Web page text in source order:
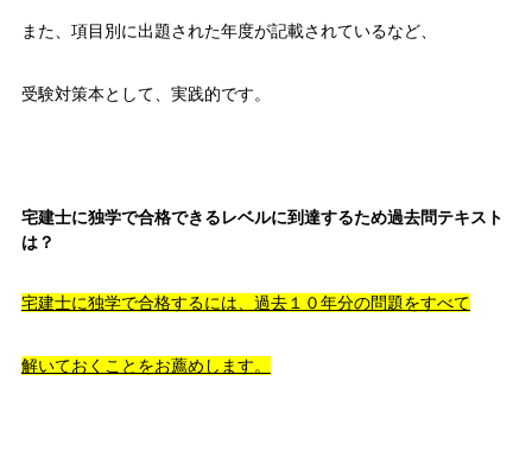
また、項目別に出題された年度が記載されているなど、
受験対策本として、実践的です。
宅建士に独学で合格できるレベルに到達するため過去問テキスト
は？
宅建士に独学で合格するには、過去１０年分の問題をすべて
解いておくことをお薦めします。